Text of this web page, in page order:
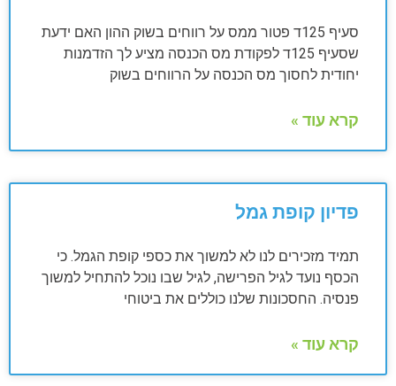
סעיף 125ד פטור ממס על רווחים בשוק ההון האם ידעת
שסעיף 125ד לפקודת מס הכנסה מציע לך הזדמנות
יחודית לחסוך מס הכנסה על הרווחים בשוק
קרא עוד »
פדיון קופת גמל
תמיד מזכירים לנו לא למשוך את כספי קופת הגמל. כי
הכסף נועד לגיל הפרישה, לגיל שבו נוכל להתחיל למשוך
פנסיה. החסכונות שלנו כוללים את ביטוחי
קרא עוד »